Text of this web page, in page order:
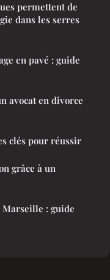
permettent de
dans les serres
en pavé : guide
avocat en divorce
clés pour réussir
grâce à un
Marseille : guide